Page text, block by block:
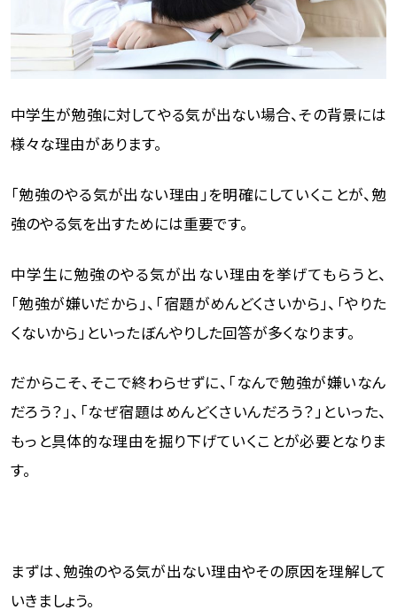
中学生が勉強に対してやる気が出ない場合、その背景には
様々な理由があります。
「勉強のやる気が出ない理由」を明確にしていくことが、勉
強のやる気を出すためには重要です。
中学生に勉強のやる気が出ない理由を挙げてもらうと、
「勉強が嫌いだから」、「宿題がめんどくさいから」、「やりた
くないから」といったぼんやりした回答が多くなります。
だからこそ、そこで終わらせずに、「なんで勉強が嫌いなん
だろう？」、「なぜ宿題はめんどくさいんだろう？」といった、
もっと具体的な理由を掘り下げていくことが必要となりま
す。
まずは、勉強のやる気が出ない理由やその原因を理解して
いきましょう。